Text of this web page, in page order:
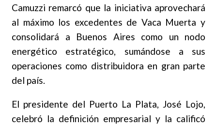
Camuzzi remarcó que la iniciativa aprovechará
al máximo los excedentes de Vaca Muerta y
consolidará a Buenos Aires como un nodo
energético estratégico, sumándose a sus
operaciones como distribuidora en gran parte
del país.
El presidente del Puerto La Plata, José Lojo,
celebró la definición empresarial y la calificó